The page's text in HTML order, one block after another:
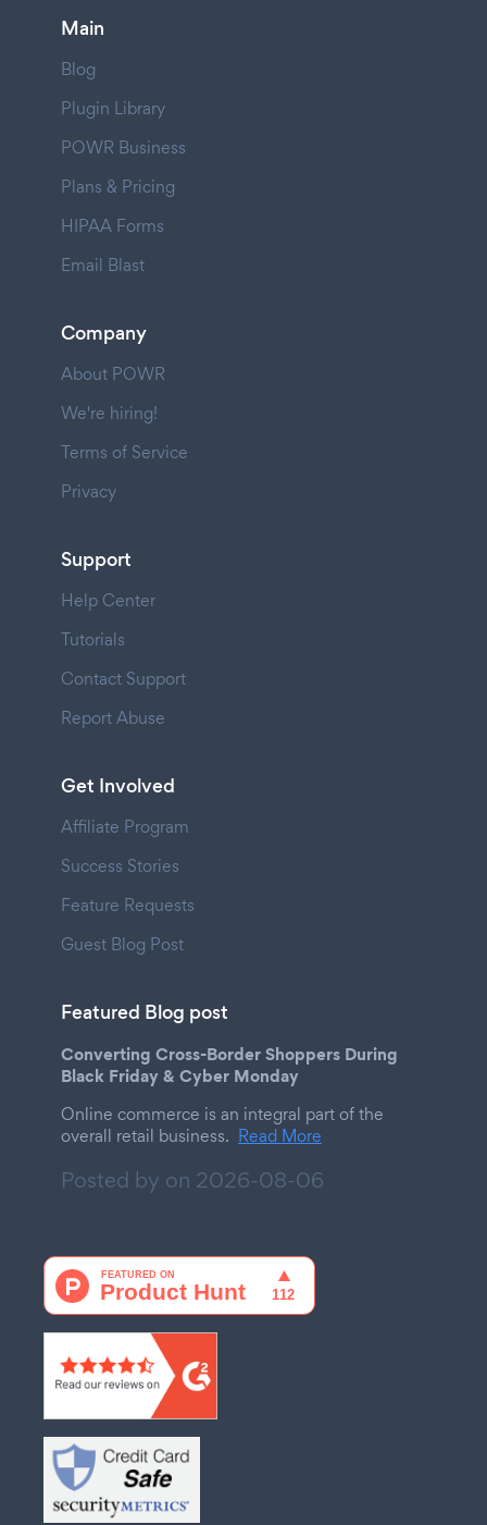
Main
Blog
Plugin Library
POWR Business
Plans & Pricing
HIPAA Forms
Email Blast
Company
About POWR
We're hiring!
Terms of Service
Privacy
Support
Help Center
Tutorials
Contact Support
Report Abuse
Get Involved
Affiliate Program
Success Stories
Feature Requests
Guest Blog Post
Featured Blog post
Converting Cross-Border Shoppers During
Black Friday & Cyber Monday
Online commerce is an integral part of the
overall retail business. Read More
Posted by on 2026-08-06